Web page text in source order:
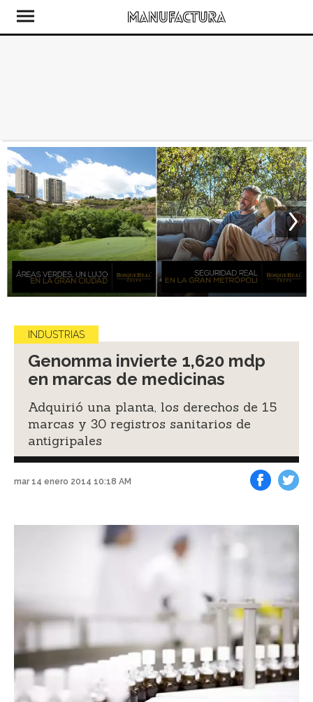
INDUSTRIAS
Genomma invierte 1,620 mdp
en marcas de medicinas
Adquirió una planta, los derechos de 15
marcas y 30 registros sanitarios de
antigripales
mar 14 enero 2014 10:18 AM